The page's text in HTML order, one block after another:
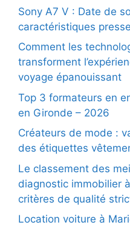
Sony A7 V : Date de
caractéristiques
Comment les
transforment
voyage épanouissant
Top 3 formateurs en
en Gironde – 2026
Créateurs de mode :
des étiquettes
Le classement des
diagnostic immobilier
critères de qualité
Location voiture à